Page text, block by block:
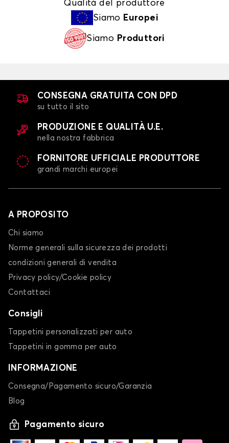
Qualità del produttore
Siamo Europei
Siamo Produttori
CONSEGNA GRATUITA CON DPD
su tutto il sito
PRODUZIONE E QUALITÀ U.E.
nella nostra fabbrica
FORNITORE UFFICIALE PRODUTTORE
grandi marchi europei
A PROPOSITO
Chi siamo
Norme generali sulla sicurezza dei prodotti
condizioni generali di vendita
Privacy policy/Cookie policy
Contattaci
Consigli
Tappetini personalizzati per auto
Tappetini in gomma per auto
INFORMAZIONE
Consegna/Pagamento sicuro/Garanzia
Blog
Pagamento sicuro